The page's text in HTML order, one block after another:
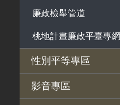
政策宣導廣告支出
廉政檢舉管道
桃地計畫廉政平臺專網
桃地計畫
廉政平臺
性別平等專區
性別平等工作小組
宣傳事項
性別平等推動計畫
性別平等統計分析
性別平等影響評估
性騷擾防治
相關網站
影音專區